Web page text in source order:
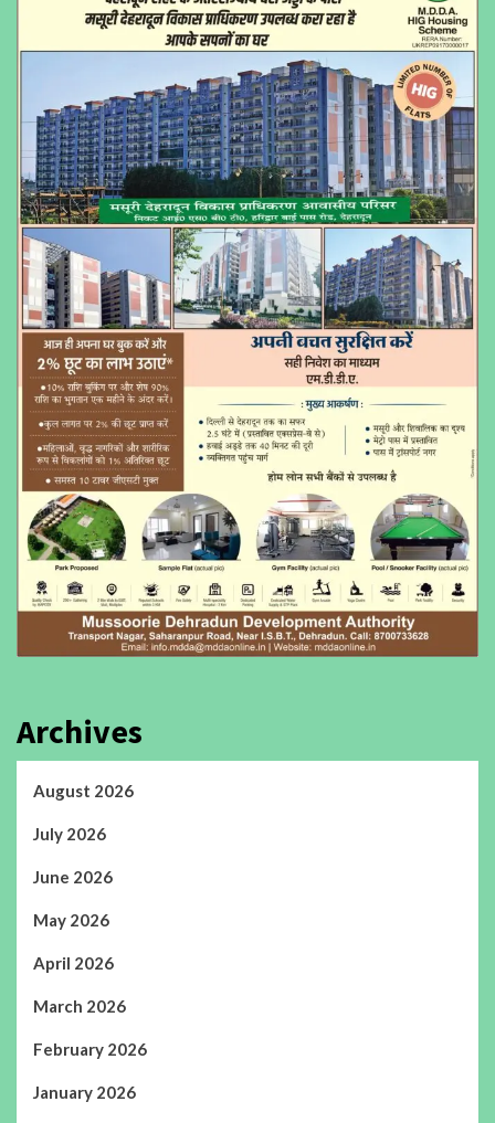
Archives
August 2026
July 2026
June 2026
May 2026
April 2026
March 2026
February 2026
January 2026